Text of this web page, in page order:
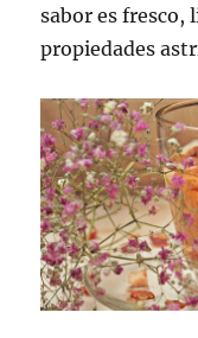
sabor es fresco,
propiedades